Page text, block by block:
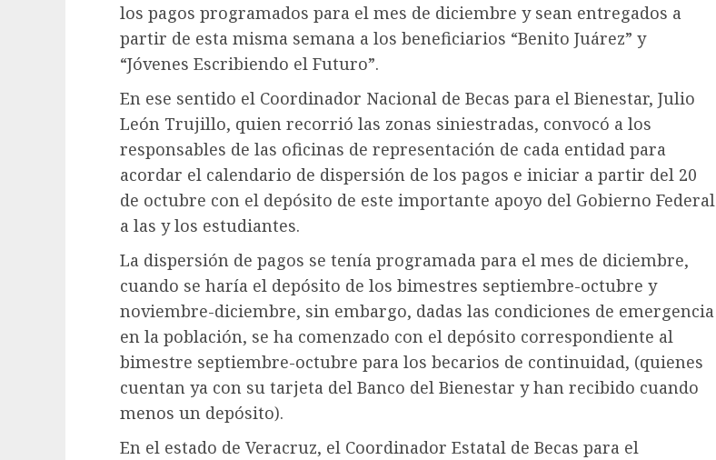
los pagos programados para el mes de diciembre y sean entregados a
partir de esta misma semana a los beneficiarios “Benito Juárez” y
“Jóvenes Escribiendo el Futuro”.
En ese sentido el Coordinador Nacional de Becas para el Bienestar, Julio
León Trujillo, quien recorrió las zonas siniestradas, convocó a los
responsables de las oficinas de representación de cada entidad para
acordar el calendario de dispersión de los pagos e iniciar a partir del 20
de octubre con el depósito de este importante apoyo del Gobierno Federal
a las y los estudiantes.
La dispersión de pagos se tenía programada para el mes de diciembre,
cuando se haría el depósito de los bimestres septiembre-octubre y
noviembre-diciembre, sin embargo, dadas las condiciones de emergencia
en la población, se ha comenzado con el depósito correspondiente al
bimestre septiembre-octubre para los becarios de continuidad, (quienes
cuentan ya con su tarjeta del Banco del Bienestar y han recibido cuando
menos un depósito).
En el estado de Veracruz, el Coordinador Estatal de Becas para el